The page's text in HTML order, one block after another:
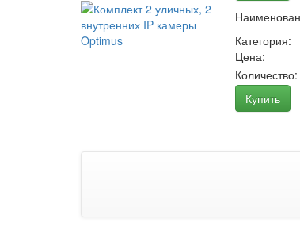
Категория:
Цена:
Количество:
Купить